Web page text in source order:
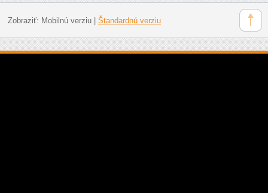
Zobraziť: Mobilnú verziu| Štandardnú verziu